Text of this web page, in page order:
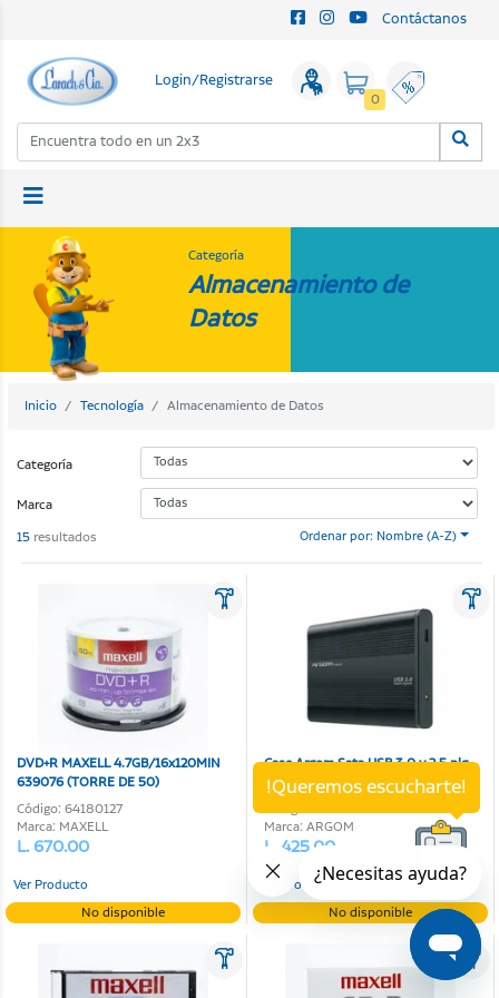
Contáctanos
Login/Registrarse
0
Categoría
Almacenamiento de
Datos
Inicio Tecnología Almacenamiento de Datos
Categoría
Marca
15 resultados Ordenar por: Nombre (A-Z)
DVD+R MAXELL 4.7GB/16x120MIN
639076 (TORRE DE 50)
Código: 64180127
Marca: MAXELL
L. 670.00
Ver Producto
No disponible
Case Argom Sata USB 3.0 y 2.5 plg
Código: 64130042
Marca: ARGOM
L. 425.00
Ver Producto
No disponible
!Queremos escucharte!